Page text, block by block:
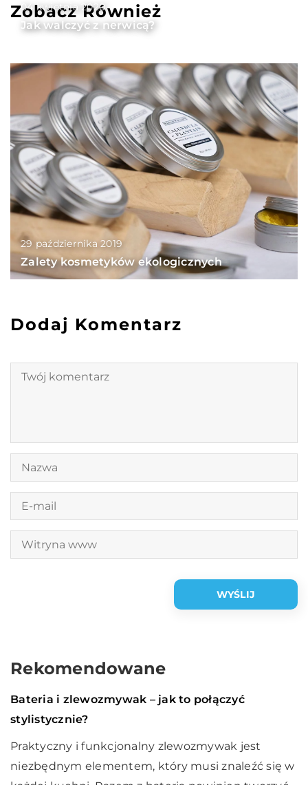
Zobacz Również
04 kwietnia 2020
Jak walczyć z nerwicą?
29 października 2019
Zalety kosmetyków ekologicznych
Dodaj Komentarz
Rekomendowane
14 lutego 2021
Dom i wnętrze
Bateria i zlewozmywak – jak to połączyć
stylistycznie?
Praktyczny i funkcjonalny zlewozmywak jest
niezbędnym elementem, który musi znaleźć się w